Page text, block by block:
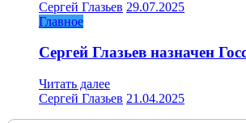
Сергей Глазьев 29.07.2025
Главное
Сергей Глазьев назначен
Читать далее
Сергей Глазьев 21.04.2025